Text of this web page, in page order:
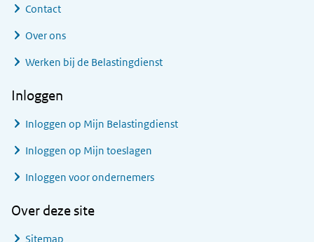
Contact
Over ons
Werken bij de Belastingdienst
Inloggen
Inloggen op Mijn Belastingdienst
Inloggen op Mijn toeslagen
Inloggen voor ondernemers
Over deze site
Sitemap